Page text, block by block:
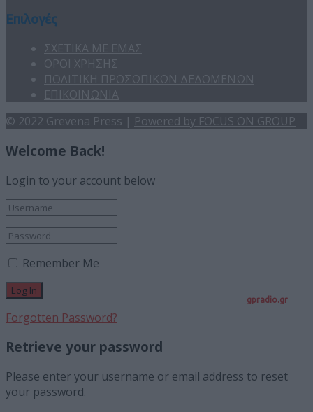
Επιλογές
ΣΧΕΤΙΚΑ ΜΕ ΕΜΑΣ
ΟΡΟΙ ΧΡΗΣΗΣ
ΠΟΛΙΤΙΚΗ ΠΡΟΣΩΠΙΚΩΝ ΔΕΔΟΜΕΝΩΝ
ΕΠΙΚΟΙΝΩΝΙΑ
© 2022 Grevena Press | Powered by FOCUS ON GROUP
Welcome Back!
Login to your account below
Remember Me
Forgotten Password?
Retrieve your password
Please enter your username or email address to reset
your password.
gpradio.gr